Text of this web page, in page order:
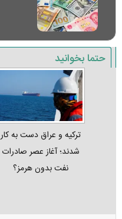
حتما بخوانید
ترکیه و عراق دست به کار
شدند؛ آغاز عصر صادرات
نفت بدون هرمز؟